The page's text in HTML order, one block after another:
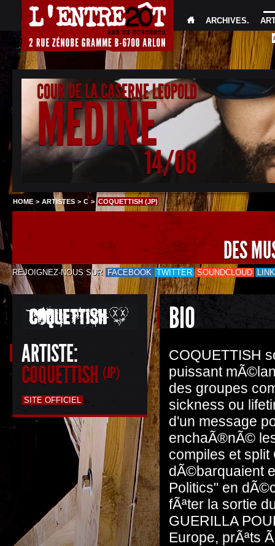
ARCHIVES.
COUR DE LA CASERNE LEOPOLD
MEDINE
14/08
HOME > ARTISTES > C > COQUETTISH (JP)
DES
REJOIGNEZ-NOUS SUR FACEBOOK TWITTER SOUNDCLOUD
ARTISTE:
COQUETTISH (JP)
SITE OFFICIEL
BIO
COQUETTISH
puissant
des groupes
sickness ou
d'un message
enchaÃ®nÃ©
compiles et split
dÃ©barquaient
Politics" en
fÃªter la sortie
GUERILLA
Europe, prÃªts